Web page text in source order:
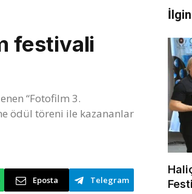
festivali
“Fotofilm 3.
ödül töreni ile kazananlar
Eposta Telegram